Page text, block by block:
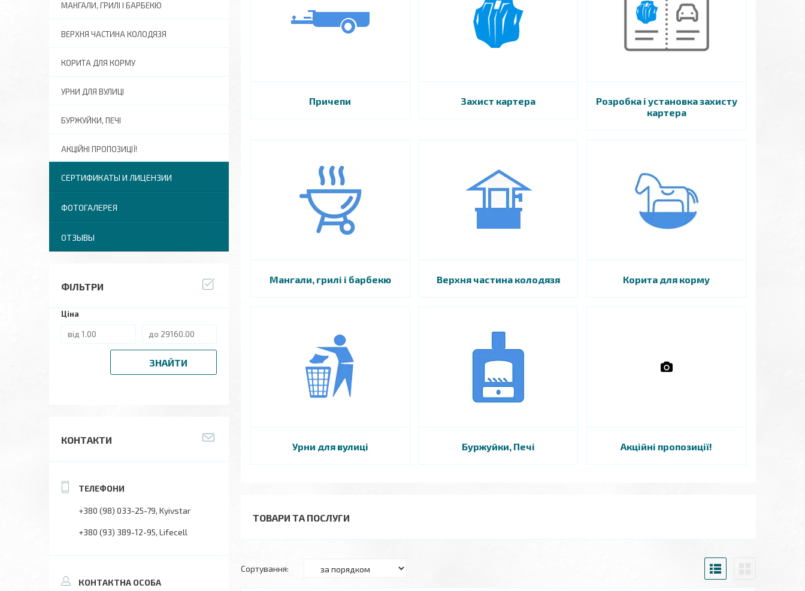
Причепи Захист картера
Розробка і установка захисту
картера
Мангали, грилі і барбекю Верхня частина колодязя Корита для корму
Урни для вулиці Буржуйки, Печі Акційні пропозиції!
ТОВАРИ ТА ПОСЛУГИ
МАНГАЛИ, ГРИЛІ І БАРБЕКЮ
ВЕРХНЯ ЧАСТИНА КОЛОДЯЗЯ
КОРИТА ДЛЯ КОРМУ
УРНИ ДЛЯ ВУЛИЦІ
БУРЖУЙКИ, ПЕЧІ
АКЦІЙНІ ПРОПОЗИЦІЇ!
СЕРТИФИКАТЫ И ЛИЦЕНЗИИ
ФОТОГАЛЕРЕЯ
ОТЗЫВЫ
ФІЛЬТРИ
Ціна
ЗНАЙТИ
КОНТАКТИ
+380 (98) 033-25-79 Kyivstar
+380 (93) 389-12-95 Lifecell